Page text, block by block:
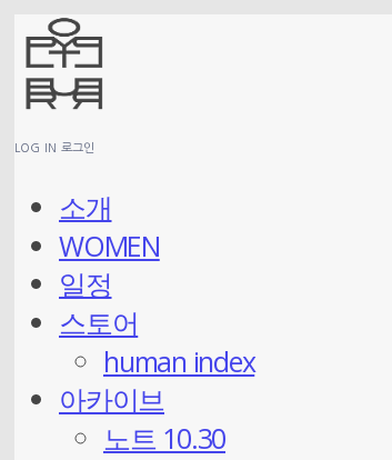
LOG IN 로그인
소개
WOMEN
일정
스토어
human index
아카이브
노트 10.30